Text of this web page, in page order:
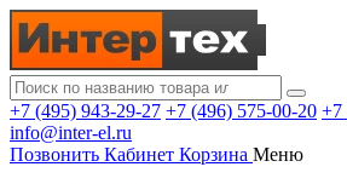
+7 (495) 943-29-27 +7 (496) 575-00-20 +7
info@inter-el.ru
Позвонить Кабинет Корзина Меню